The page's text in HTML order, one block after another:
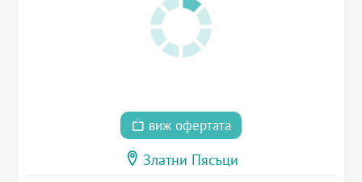
виж офертата
Златни Пясъци